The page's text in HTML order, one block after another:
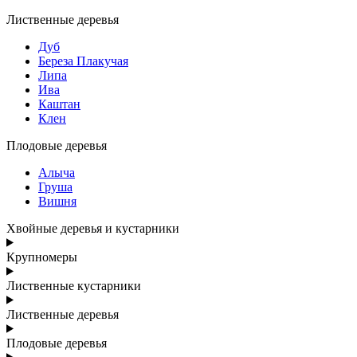
Лиственные деревья
Дуб
Береза Плакучая
Липа
Ива
Каштан
Клен
Плодовые деревья
Алыча
Груша
Вишня
Хвойные деревья и кустарники
Крупномеры
Лиственные кустарники
Лиственные деревья
Плодовые деревья